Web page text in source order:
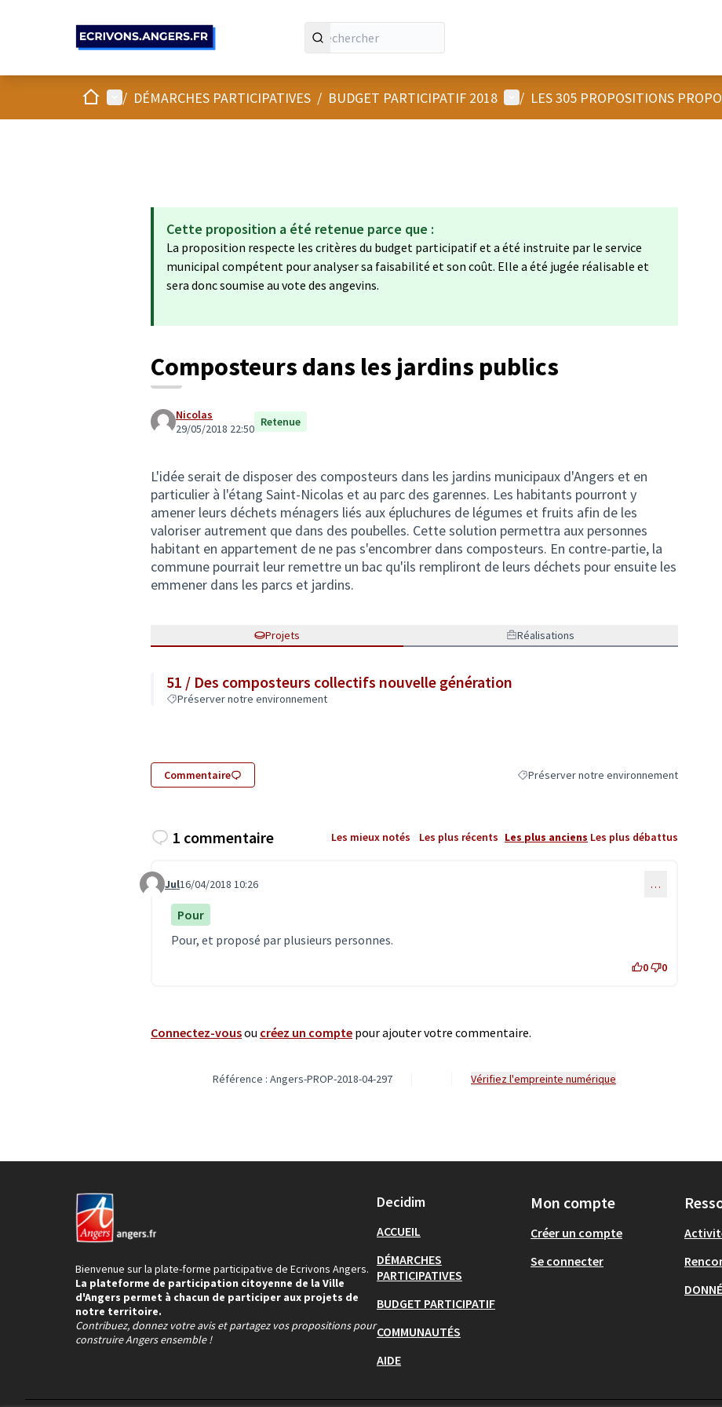
AccueilMenu principal
/ DÉMARCHES PARTICIPATIVES / BUDGET PARTICIPATIF 2018 Menu utilisateur
/ LES 305 PROPOSITIONS
Cette proposition a été retenue parce que :
La proposition respecte les critères du budget participatif et a été instruite par le service
municipal compétent pour analyser sa faisabilité et son coût. Elle a été jugée réalisable et
sera donc soumise au vote des angevins.
Composteurs dans les jardins publics
Nicolas
29/05/2018 22:50 Retenue
L'idée serait de disposer des composteurs dans les jardins municipaux d'Angers et en
particulier à l'étang Saint-Nicolas et au parc des garennes. Les habitants pourront y
amener leurs déchets ménagers liés aux épluchures de légumes et fruits afin de les
valoriser autrement que dans des poubelles. Cette solution permettra aux personnes
habitant en appartement de ne pas s'encombrer dans composteurs. En contre-partie, la
commune pourrait leur remettre un bac qu'ils rempliront de leurs déchets pour ensuite les
emmener dans les parcs et jardins.
Projets Réalisations
51 / Des composteurs collectifs nouvelle génération
Préserver notre environnement
Commentaire Filtrer les résultats de la catégorie :
Préserver notre environnement
1 commentaire Les mieux notés Les plus récents Les plus anciens Les plus débattus
Commentaire 626
Jul16/04/2018 10:26 …
Pour
Pour, et proposé par plusieurs personnes.
0 0
Connectez-vousou créez un compte pour ajouter votre commentaire.
Référence : Angers-PROP-2018-04-297 Vérifiez l'empreinte numérique
Bienvenue sur la plate-forme participative de Ecrivons Angers.
La plateforme de participation citoyenne de la Ville
d'Angers permet à chacun de participer aux projets de
notre territoire.
Contribuez, donnez votre avis et partagez vos propositions pour
construire Angers ensemble !
Decidim
ACCUEIL
DÉMARCHES
PARTICIPATIVES
BUDGET PARTICIPATIF
COMMUNAUTÉS
AIDE
Mon compte
Créer un compte
Se connecter